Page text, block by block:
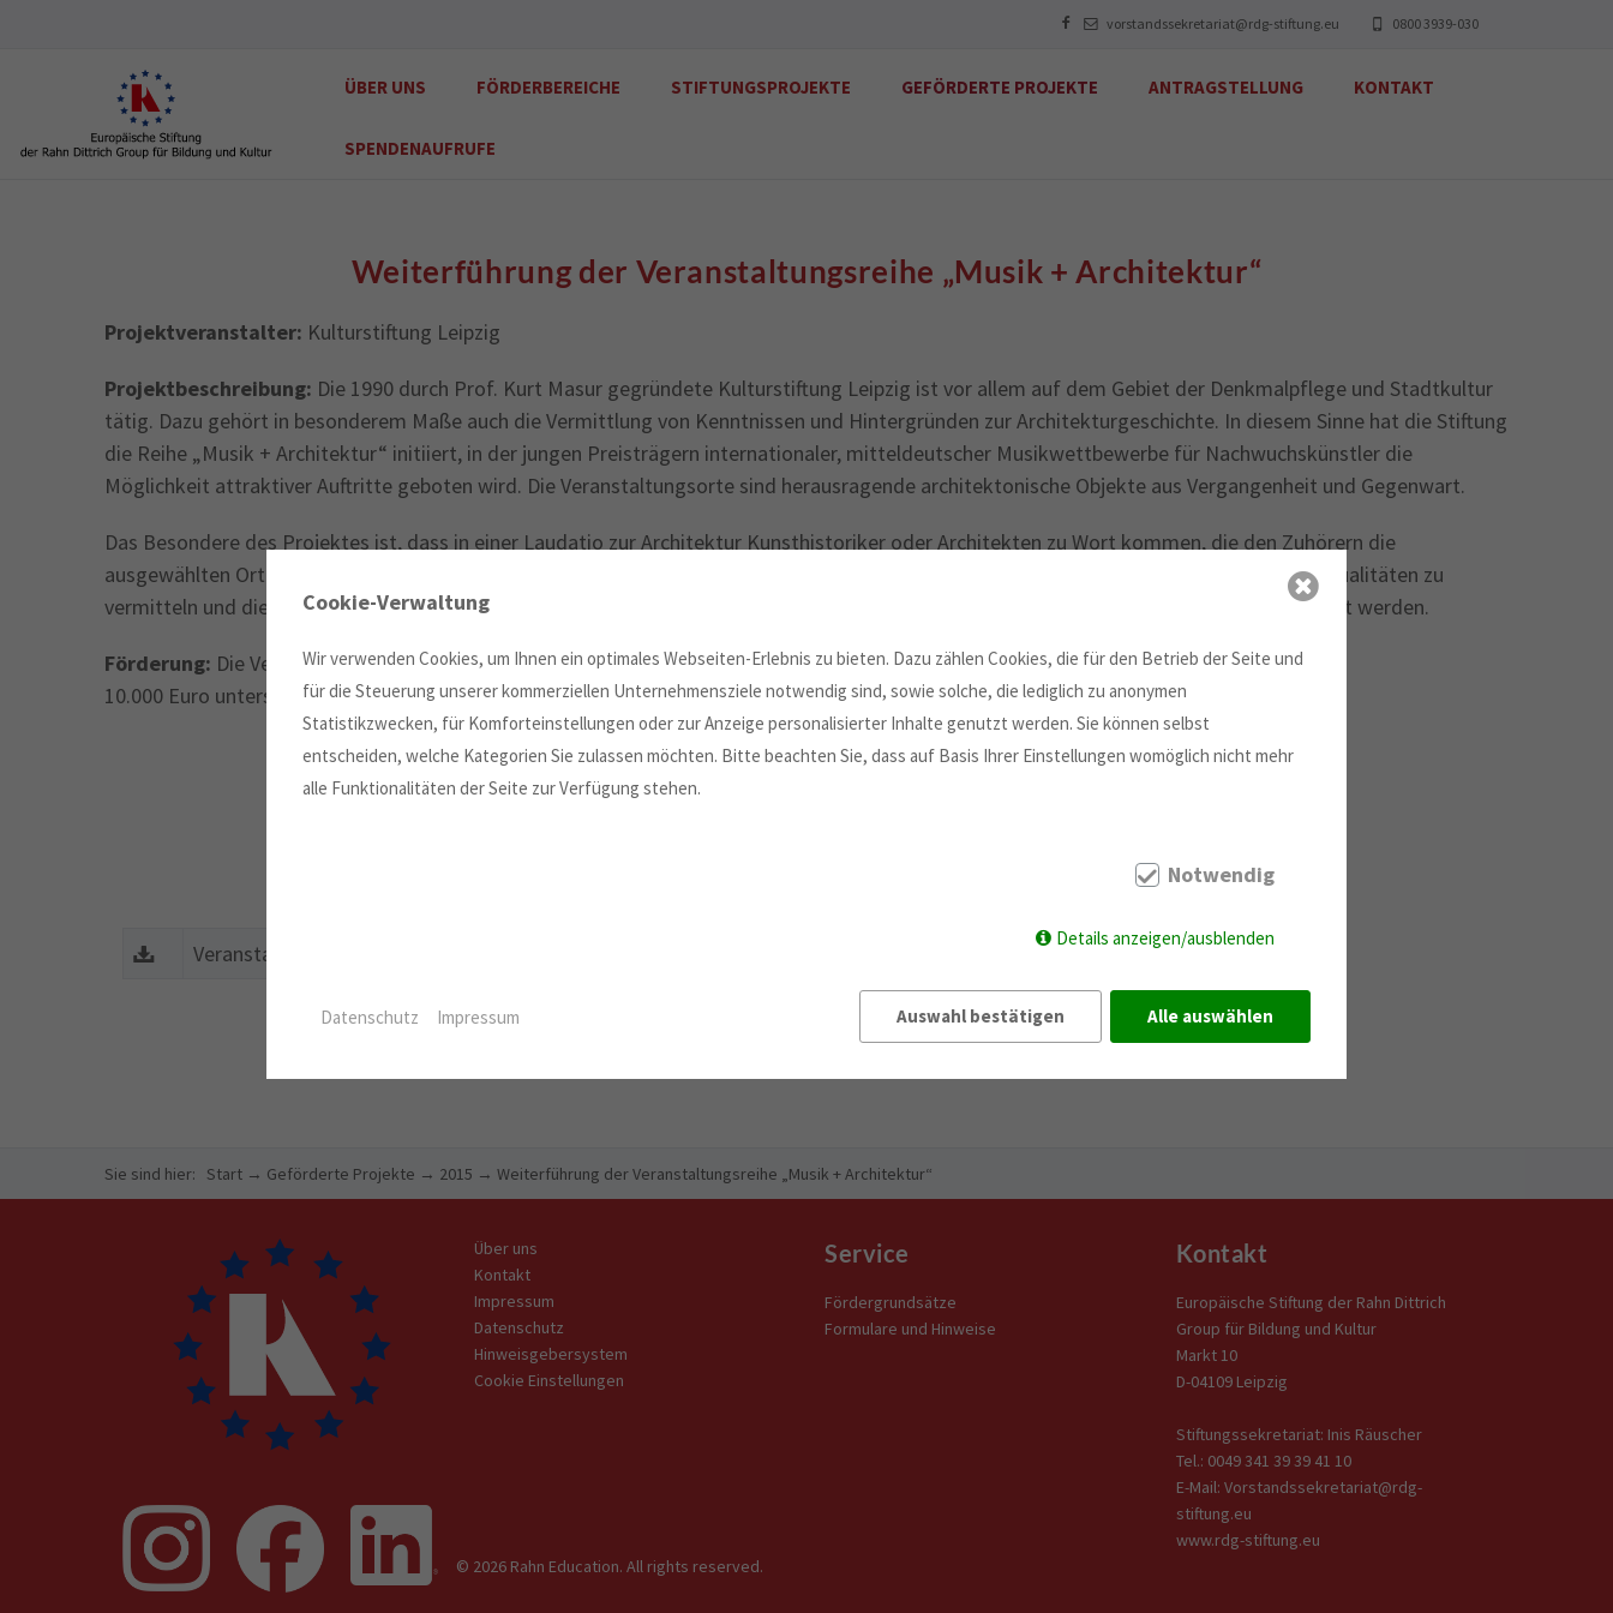
vorstandssekretariat@rdg-stiftung.eu 0800 3939-030
ÜBER UNS FÖRDERBEREICHE STIFTUNGSPROJEKTE GEFÖRDERTE PROJEKTE ANTRAGSTELLUNG KONTAKT
SPENDENAUFRUFE
Weiterführung der Veranstaltungsreihe „Musik + Architektur“
Projektveranstalter: Kulturstiftung Leipzig
Projektbeschreibung: Die 1990 durch Prof. Kurt Masur gegründete Kulturstiftung Leipzig ist vor allem auf dem Gebiet der Denkmalpflege und Stadtkultur
tätig. Dazu gehört in besonderem Maße auch die Vermittlung von Kenntnissen und Hintergründen zur Architekturgeschichte. In diesem Sinne hat die Stiftung
die Reihe „Musik + Architektur“ initiiert, in der jungen Preisträgern internationaler, mitteldeutscher Musikwettbewerbe für Nachwuchskünstler die
Möglichkeit attraktiver Auftritte geboten wird. Die Veranstaltungsorte sind herausragende architektonische Objekte aus Vergangenheit und Gegenwart.
Das Besondere des Projektes ist, dass in einer Laudatio zur Architektur Kunsthistoriker oder Architekten zu Wort kommen, die den Zuhörern die
ausgewählten Orte nahe bringen. Es geht also nicht nur um wenig bekannte originelle Aufführungsorte, sondern darum architektonische Qualitäten zu
vermitteln und die Architektur als Kunst zu verstehen. Dabei sollen Musik und Architektur als Kunstformen durchaus gleichwertig behandelt werden.
Förderung: Die Veranstaltungsreihe wird mit einer Förderung bis zu
10.000 Euro unterstützt.
Veranstaltungsflyer (0,13MB)
Sie sind hier: Start → Geförderte Projekte → 2015 → Weiterführung der Veranstaltungsreihe „Musik + Architektur“
Über uns
Kontakt
Impressum
Datenschutz
Hinweisgebersystem
Cookie Einstellungen
Service
Fördergrundsätze
Formulare und Hinweise
Kontakt
Europäische Stiftung der Rahn Dittrich
Group für Bildung und Kultur
Markt 10
D-04109 Leipzig
Stiftungssekretariat: Inis Räuscher
Tel.: 0049 341 39 39 41 10
E-Mail: Vorstandssekretariat@rdg-
stiftung.eu
www.rdg-stiftung.eu
© 2026 Rahn Education. All rights reserved.
Cookie-Verwaltung
Wir verwenden Cookies, um Ihnen ein optimales Webseiten-Erlebnis zu bieten. Dazu zählen Cookies, die für den Betrieb der Seite und
für die Steuerung unserer kommerziellen Unternehmensziele notwendig sind, sowie solche, die lediglich zu anonymen
Statistikzwecken, für Komforteinstellungen oder zur Anzeige personalisierter Inhalte genutzt werden. Sie können selbst
entscheiden, welche Kategorien Sie zulassen möchten. Bitte beachten Sie, dass auf Basis Ihrer Einstellungen womöglich nicht mehr
alle Funktionalitäten der Seite zur Verfügung stehen.
Notwendig
Details anzeigen/ausblenden
Auswahl bestätigen Alle auswählen
Datenschutz Impressum